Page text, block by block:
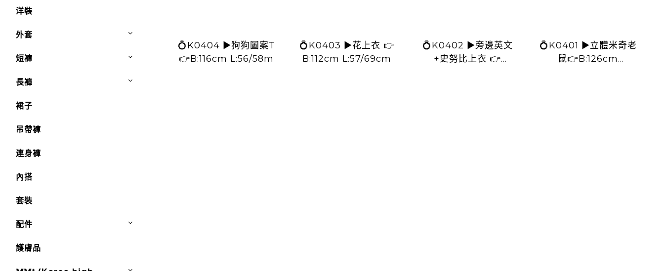
洋裝
外套
短褲
長褲
裙子
吊帶褲
連身褲
內搭
套裝
配件
護膚品
💍K0404 ▶️狗狗圖案T
👉B:116cm L:56/58m
💍K0403 ▶️花上衣 👉
B:112cm L:57/69cm
💍K0402 ▶️旁邊英文
+史努比上衣 👉
💍K0401 ▶️立體米奇老
鼠👉B:126cm